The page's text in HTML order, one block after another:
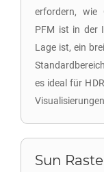
erfordern, wie
PFM ist in der
Lage ist, ein
es ideal für
Sun